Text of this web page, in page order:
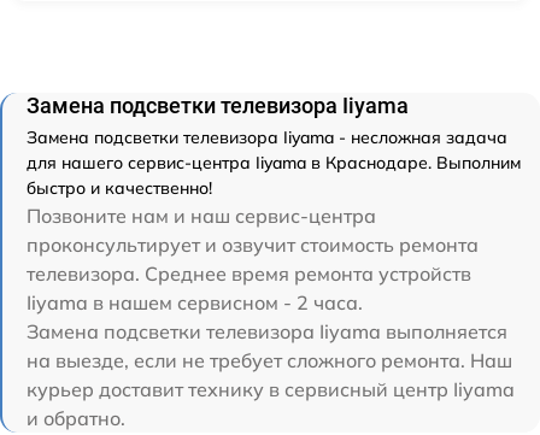
Замена подсветки телевизора Iiyama
Замена подсветки телевизора Iiyama - несложная задача
для нашего сервис-центра Iiyama в Краснодаре. Выполним
быстро и качественно!
Позвоните нам и наш сервис-центра
проконсультирует и озвучит стоимость ремонта
телевизора. Среднее время ремонта устройств
Iiyama в нашем сервисном - 2 часа.
Замена подсветки телевизора Iiyama выполняется
на выезде, если не требует сложного ремонта. Наш
курьер доставит технику в сервисный центр Iiyama
и обратно.